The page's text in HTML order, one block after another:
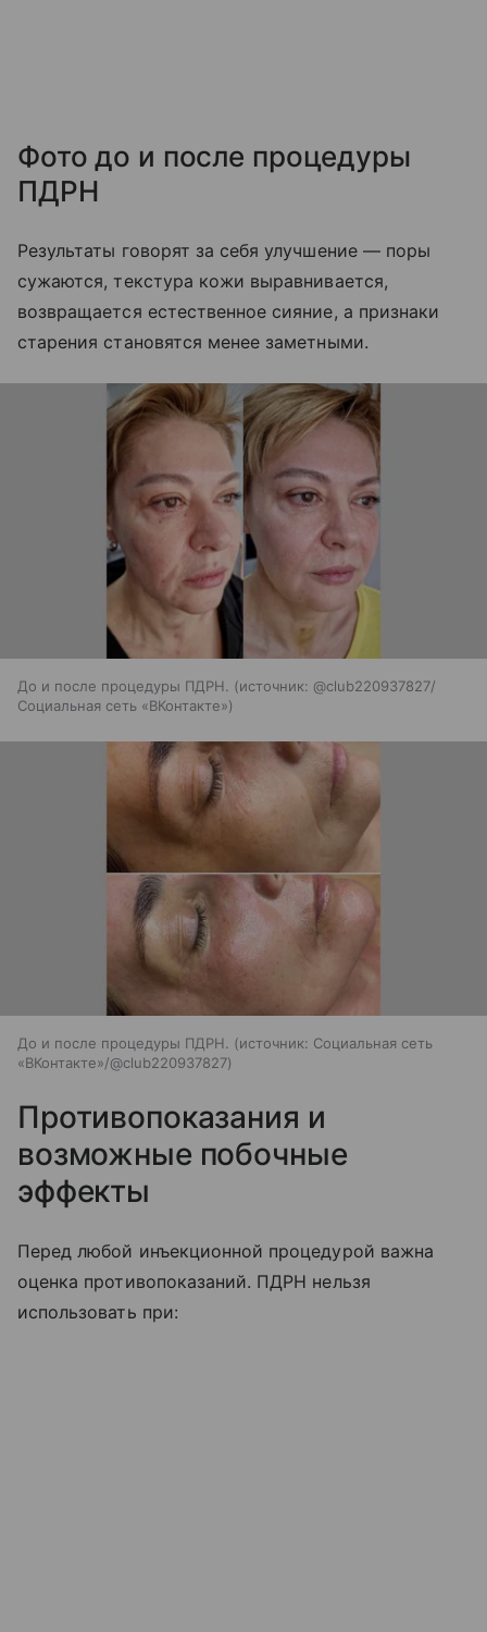
Фото до и после процедуры
ПДРН
Результаты говорят за себя улучшение — поры
сужаются, текстура кожи выравнивается,
возвращается естественное сияние, а признаки
старения становятся менее заметными.
До и после процедуры ПДРН. источник: @club220937827/
Социальная сеть «ВКонтакте»
До и после процедуры ПДРН. источник: Социальная сеть
«ВКонтакте»/@club220937827
Противопоказания и
возможные побочные
эффекты
Перед любой инъекционной процедурой важна
оценка противопоказаний. ПДРН нельзя
использовать при: